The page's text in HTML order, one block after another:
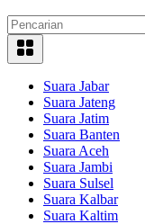
Suara Jabar
Suara Jateng
Suara Jatim
Suara Banten
Suara Aceh
Suara Jambi
Suara Sulsel
Suara Kalbar
Suara Kaltim